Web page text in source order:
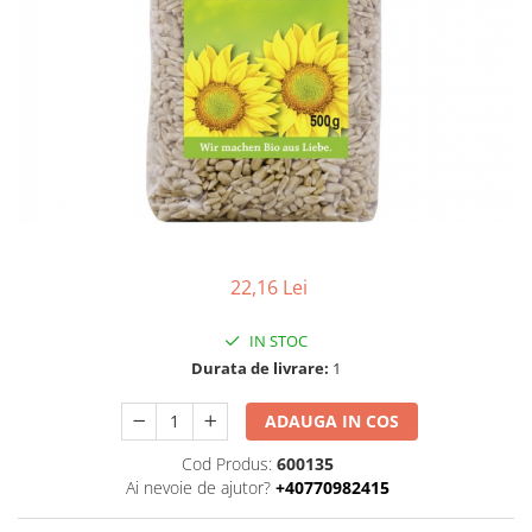
Mixuri bio si blaturi
Ciocolata, cacao si cafea
Cafea bio din cereale
Sare si mixuri de sare
Dulceata si creme bio
Compoturi bio
22,16 Lei
IN STOC
Durata de livrare: 1
ADAUGA IN COS
Cod Produs: 600135
Ai nevoie de ajutor? +40770982415